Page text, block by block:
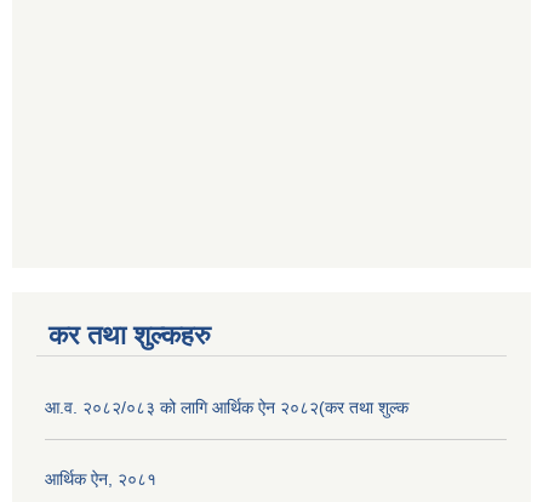
कर तथा शुल्कहरु
आ.व. २०८२/०८३ को लागि आर्थिक ऐन २०८२(कर तथा शुल्क
आर्थिक ऐन, २०८१